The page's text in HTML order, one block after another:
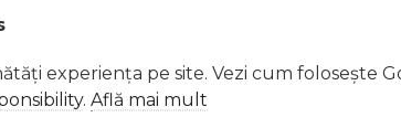
experiența pe site. Vezi cum folosește
. Află mai mult